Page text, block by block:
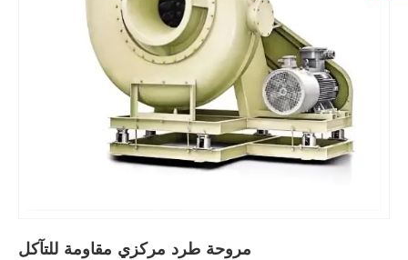
مروحة طرد مركزي مقاومة للتآكل